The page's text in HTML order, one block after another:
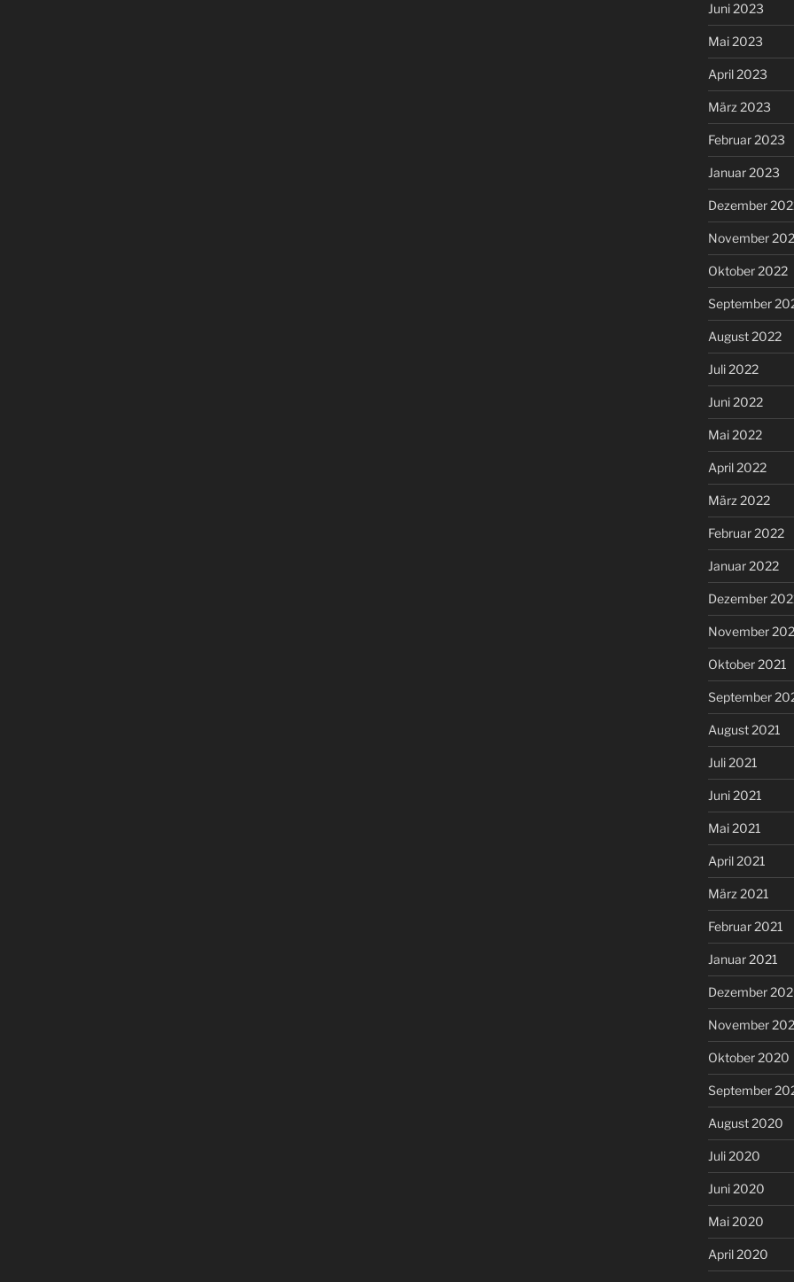
Juni 2023
Mai 2023
April 2023
März 2023
Februar 2023
Januar 2023
Dezember
November
Oktober 2022
September
August 2022
Juli 2022
Juni 2022
Mai 2022
April 2022
März 2022
Februar 2022
Januar 2022
Dezember
November
Oktober 2021
September
August 2021
Juli 2021
Juni 2021
Mai 2021
April 2021
März 2021
Februar 2021
Januar 2021
Dezember
November
Oktober 2020
September
August 2020
Juli 2020
Juni 2020
Mai 2020
April 2020